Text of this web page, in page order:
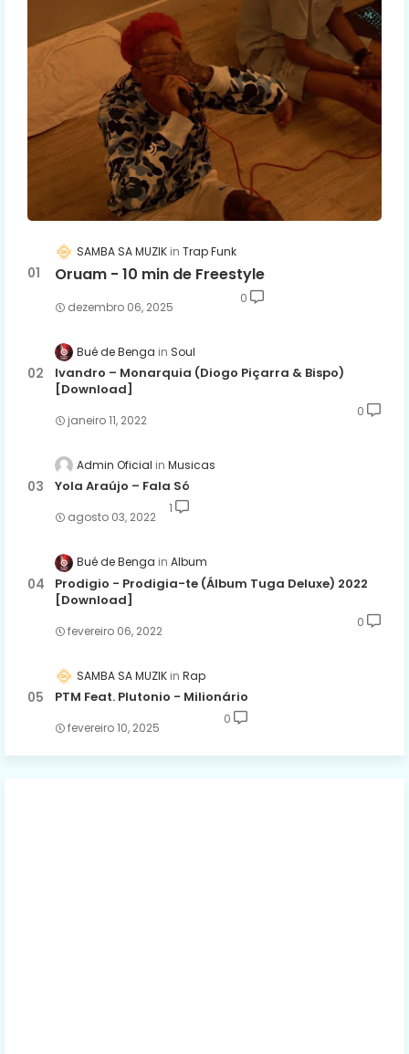
SAMBA SA MUZIK Trap Funk
Oruam - 10 min de Freestyle
dezembro 06, 2025
0
Bué de Benga Soul
Ivandro – Monarquia (Diogo Piçarra & Bispo)
[Download]
janeiro 11, 2022
0
Admin Oficial Musicas
Yola Araújo – Fala Só
agosto 03, 2022
1
Bué de Benga Album
Prodigio - Prodigia-te (Álbum Tuga Deluxe) 2022
[Download]
fevereiro 06, 2022
0
SAMBA SA MUZIK Rap
PTM Feat. Plutonio - Milionário
fevereiro 10, 2025
0